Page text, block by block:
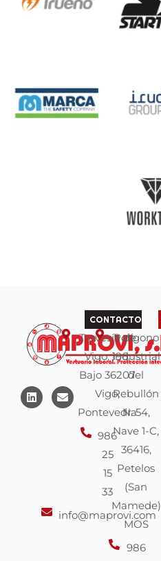
L
i
n
E
n
v
CONTACTO
Travesía de
Vigo, 196,
Bajo 36207
Vigo,
Pontevedra
986
25
15
33
info@maprovi.com
Polígono
industrial
del
Rebullón
N. 54,
Nave 1-C,
36416,
Petelos
(San
Mamede)
MOS
986